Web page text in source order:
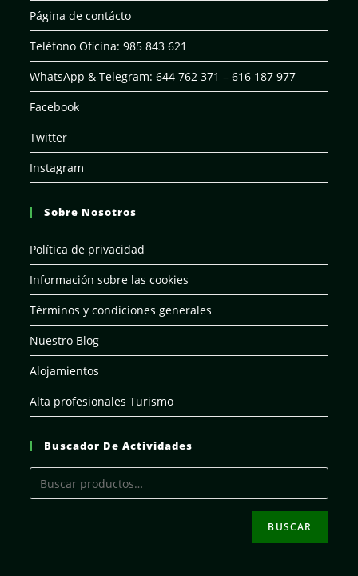
Página de contácto
Teléfono Oficina: 985 843 621
WhatsApp & Telegram: 644 762 371 – 616 187 977
Facebook
Twitter
Instagram
Sobre Nosotros
Política de privacidad
Información sobre las cookies
Términos y condiciones generales
Nuestro Blog
Alojamientos
Alta profesionales Turismo
Buscador De Actividades
BUSCAR